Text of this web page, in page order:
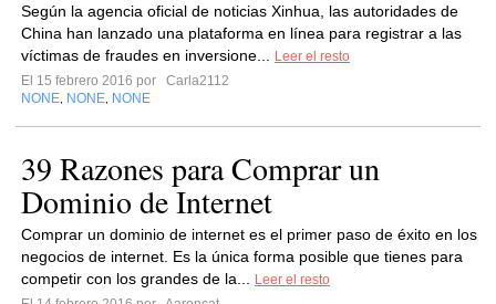
Según la agencia oficial de noticias Xinhua, las autoridades de
China han lanzado una plataforma en línea para registrar a las
víctimas de fraudes en inversione...
Leer el resto
El 15 febrero 2016 por
Carla2112
NONE NONE NONE
39 Razones para Comprar un
Dominio de Internet
Comprar un dominio de internet es el primer paso de éxito en los
negocios de internet. Es la única forma posible que tienes para
competir con los grandes de la...
Leer el resto